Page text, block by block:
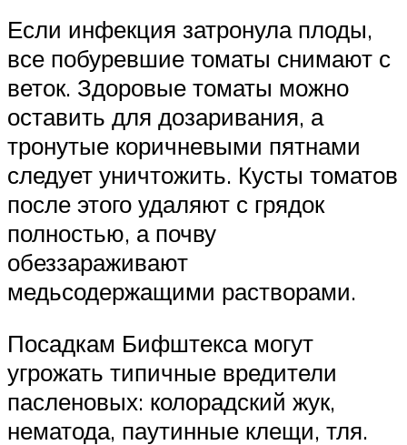
Если инфекция затронула плоды,
все побуревшие томаты снимают с
веток. Здоровые томаты можно
оставить для дозаривания, а
тронутые коричневыми пятнами
следует уничтожить. Кусты томатов
после этого удаляют с грядок
полностью, а почву
обеззараживают
медьсодержащими растворами.
Посадкам Бифштекса могут
угрожать типичные вредители
пасленовых: колорадский жук,
нематода, паутинные клещи, тля.